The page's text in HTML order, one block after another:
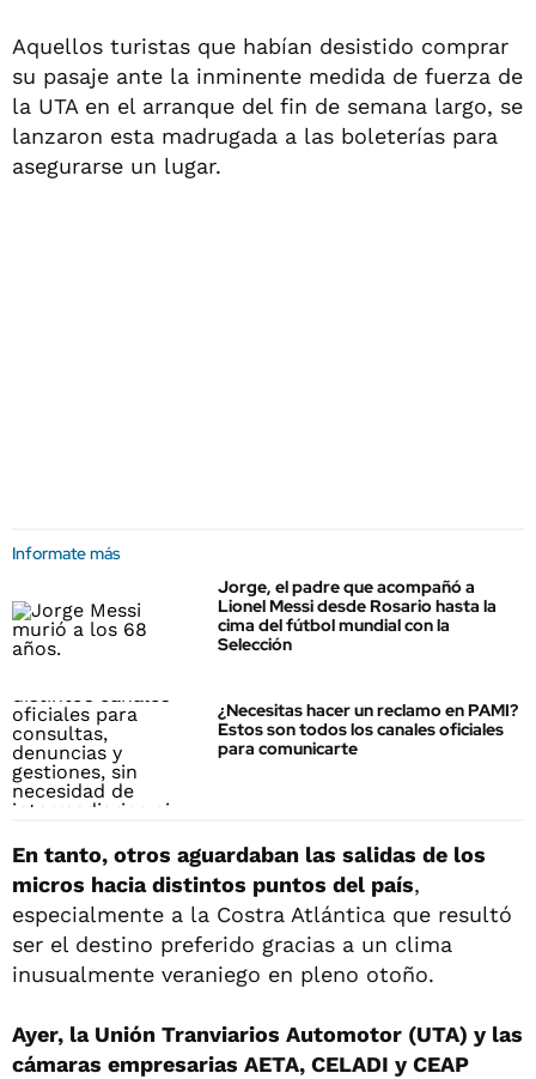
Aquellos turistas que habían desistido comprar
su pasaje ante la inminente medida de fuerza de
la UTA en el arranque del fin de semana largo, se
lanzaron esta madrugada a las boleterías para
asegurarse un lugar.
Informate más
Jorge, el padre que acompañó a
Lionel Messi desde Rosario hasta la
cima del fútbol mundial con la
Selección
¿Necesitas hacer un reclamo en PAMI?
Estos son todos los canales oficiales
para comunicarte
En tanto, otros aguardaban las salidas de los
micros hacia distintos puntos del país,
especialmente a la Costra Atlántica que resultó
ser el destino preferido gracias a un clima
inusualmente veraniego en pleno otoño.
Ayer, la Unión Tranviarios Automotor (UTA) y las
cámaras empresarias AETA, CELADI y CEAP